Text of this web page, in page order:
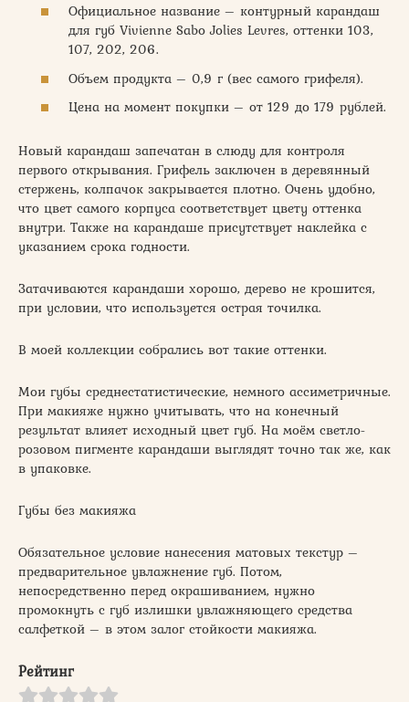
Официальное название – контурный карандаш
для губ Vivienne Sabo Jolies Levres, оттенки 103,
107, 202, 206.
Объем продукта – 0,9 г (вес самого грифеля).
Цена на момент покупки – от 129 до 179 рублей.
Новый карандаш запечатан в слюду для контроля
первого открывания. Грифель заключен в деревянный
стержень, колпачок закрывается плотно. Очень удобно,
что цвет самого корпуса соответствует цвету оттенка
внутри. Также на карандаше присутствует наклейка с
указанием срока годности.
Затачиваются карандаши хорошо, дерево не крошится,
при условии, что используется острая точилка.
В моей коллекции собрались вот такие оттенки.
Мои губы среднестатистические, немного ассиметричные.
При макияже нужно учитывать, что на конечный
результат влияет исходный цвет губ. На моём светло-
розовом пигменте карандаши выглядят точно так же, как
в упаковке.
Губы без макияжа
Обязательное условие нанесения матовых текстур –
предварительное увлажнение губ. Потом,
непосредственно перед окрашиванием, нужно
промокнуть с губ излишки увлажняющего средства
салфеткой – в этом залог стойкости макияжа.
Рейтинг